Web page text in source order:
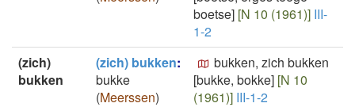
boetse] [N 10 (1961)] III-
1-2
(zich)
bukken
(zich) bukken:
bukke
(Meerssen)
bukken, zich bukken
[bukke, bokke] [N 10
(1961)] III-1-2